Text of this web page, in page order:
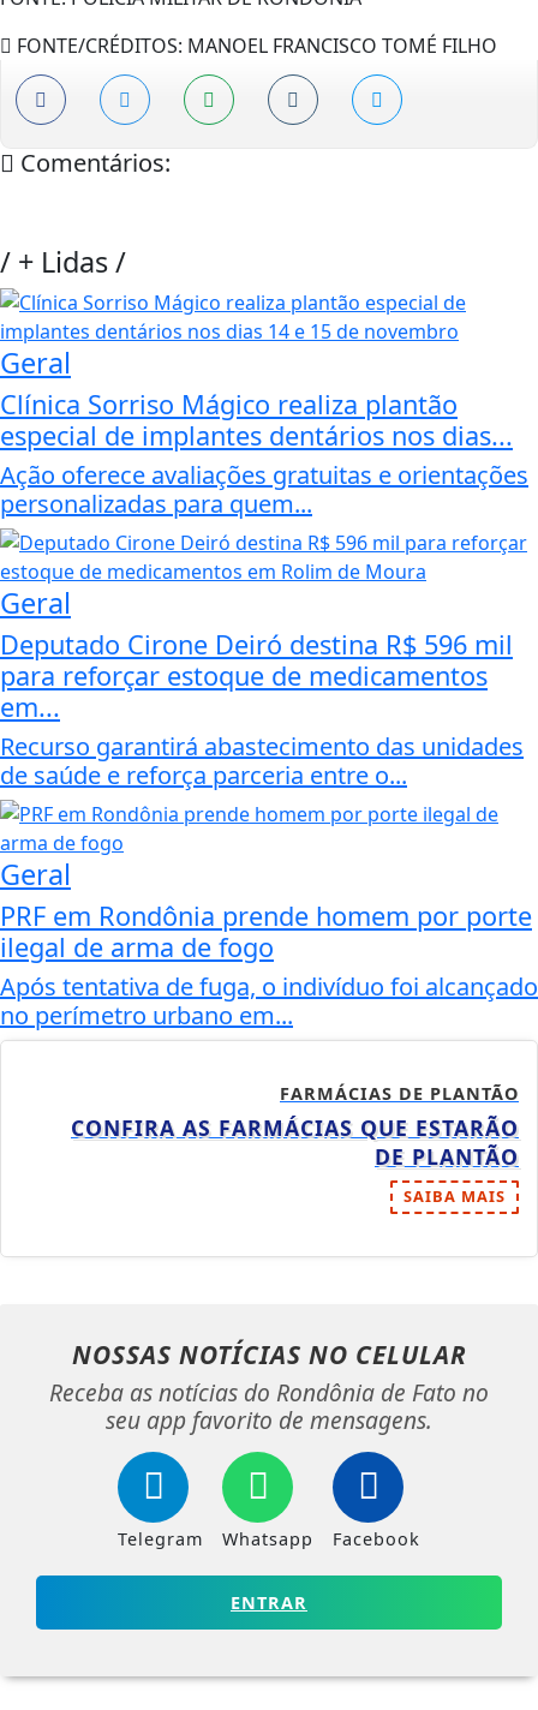
FONTE/CRÉDITOS: MANOEL FRANCISCO TOMÉ FILHO
Comentários:
/ + Lidas/
Geral
Clínica Sorriso Mágico realiza plantão
especial de implantes dentários nos dias...
Ação oferece avaliações gratuitas e orientações
personalizadas para quem...
Geral
Deputado Cirone Deiró destina R$ 596 mil
para reforçar estoque de medicamentos
em...
Recurso garantirá abastecimento das unidades
de saúde e reforça parceria entre o...
Geral
PRF em Rondônia prende homem por porte
ilegal de arma de fogo
Após tentativa de fuga, o indivíduo foi alcançado
no perímetro urbano em...
FARMÁCIAS DE PLANTÃO
CONFIRA AS FARMÁCIAS QUE ESTARÃO
DE PLANTÃO
SAIBA MAIS
NOSSAS NOTÍCIAS NO CELULAR
Receba as notícias do Rondônia de Fato no
seu app favorito de mensagens.
Telegram Whatsapp Facebook
ENTRAR